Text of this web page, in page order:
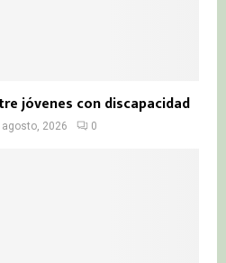
jóvenes con discapacidad
agosto, 2026 0